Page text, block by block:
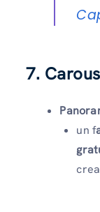
7.
un f